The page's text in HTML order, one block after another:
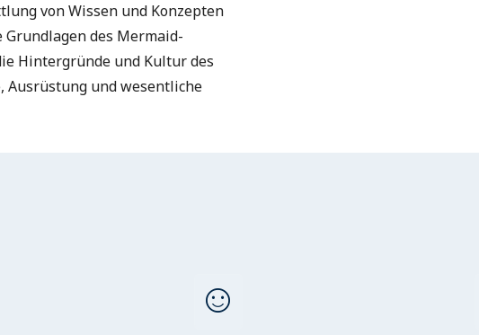
von Wissen und Konzepten
des Mermaid-
Hintergründe und Kultur des
Ausrüstung und wesentliche
sentiment_satisfied